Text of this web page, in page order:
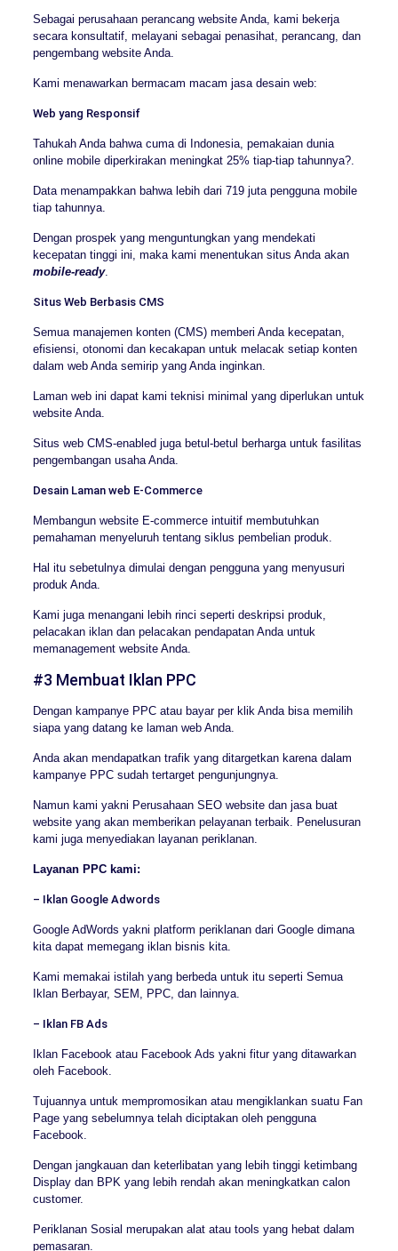
Sebagai perusahaan perancang website Anda, kami bekerja
secara konsultatif, melayani sebagai penasihat, perancang, dan
pengembang website Anda.
Kami menawarkan bermacam macam jasa desain web:
Web yang Responsif
Tahukah Anda bahwa cuma di Indonesia, pemakaian dunia
online mobile diperkirakan meningkat 25% tiap-tiap tahunnya?.
Data menampakkan bahwa lebih dari 719 juta pengguna mobile
tiap tahunnya.
Dengan prospek yang menguntungkan yang mendekati
kecepatan tinggi ini, maka kami menentukan situs Anda akan
mobile-ready.
Situs Web Berbasis CMS
Semua manajemen konten (CMS) memberi Anda kecepatan,
efisiensi, otonomi dan kecakapan untuk melacak setiap konten
dalam web Anda semirip yang Anda inginkan.
Laman web ini dapat kami teknisi minimal yang diperlukan untuk
website Anda.
Situs web CMS-enabled juga betul-betul berharga untuk fasilitas
pengembangan usaha Anda.
Desain Laman web E-Commerce
Membangun website E-commerce intuitif membutuhkan
pemahaman menyeluruh tentang siklus pembelian produk.
Hal itu sebetulnya dimulai dengan pengguna yang menyusuri
produk Anda.
Kami juga menangani lebih rinci seperti deskripsi produk,
pelacakan iklan dan pelacakan pendapatan Anda untuk
memanagement website Anda.
#3 Membuat Iklan PPC
Dengan kampanye PPC atau bayar per klik Anda bisa memilih
siapa yang datang ke laman web Anda.
Anda akan mendapatkan trafik yang ditargetkan karena dalam
kampanye PPC sudah tertarget pengunjungnya.
Namun kami yakni Perusahaan SEO website dan jasa buat
website yang akan memberikan pelayanan terbaik. Penelusuran
kami juga menyediakan layanan periklanan.
Layanan PPC kami:
– Iklan Google Adwords
Google AdWords yakni platform periklanan dari Google dimana
kita dapat memegang iklan bisnis kita.
Kami memakai istilah yang berbeda untuk itu seperti Semua
Iklan Berbayar, SEM, PPC, dan lainnya.
– Iklan FB Ads
Iklan Facebook atau Facebook Ads yakni fitur yang ditawarkan
oleh Facebook.
Tujuannya untuk mempromosikan atau mengiklankan suatu Fan
Page yang sebelumnya telah diciptakan oleh pengguna
Facebook.
Dengan jangkauan dan keterlibatan yang lebih tinggi ketimbang
Display dan BPK yang lebih rendah akan meningkatkan calon
customer.
Periklanan Sosial merupakan alat atau tools yang hebat dalam
pemasaran.